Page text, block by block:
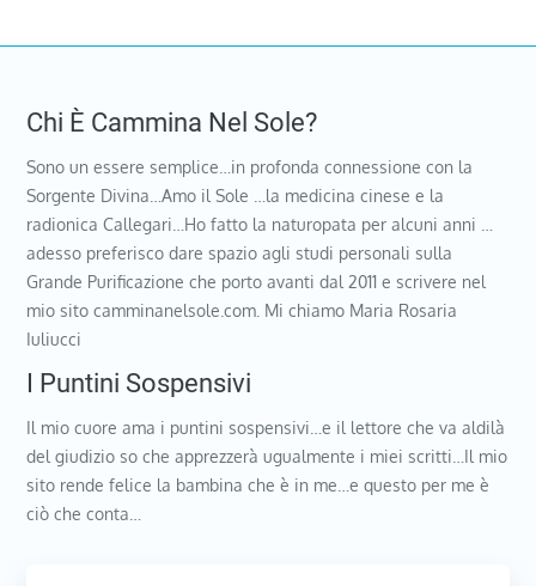
Chi È Cammina Nel Sole?
Sono un essere semplice…in profonda connessione con la
Sorgente Divina…Amo il Sole …la medicina cinese e la
radionica Callegari…Ho fatto la naturopata per alcuni anni …
adesso preferisco dare spazio agli studi personali sulla
Grande Purificazione che porto avanti dal 2011 e scrivere nel
mio sito camminanelsole.com. Mi chiamo Maria Rosaria
Iuliucci
I Puntini Sospensivi
Il mio cuore ama i puntini sospensivi…e il lettore che va aldilà
del giudizio so che apprezzerà ugualmente i miei scritti…Il mio
sito rende felice la bambina che è in me…e questo per me è
ciò che conta…